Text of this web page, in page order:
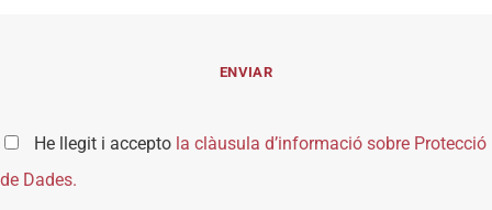
He llegit i accepto la clàusula d’informació sobre Protecció
de Dades.